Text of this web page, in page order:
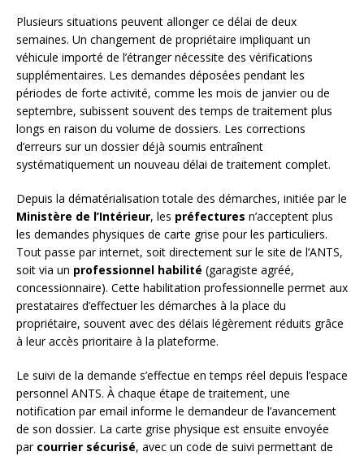
Plusieurs situations peuvent allonger ce délai de deux
semaines. Un changement de propriétaire impliquant un
véhicule importé de l’étranger nécessite des vérifications
supplémentaires. Les demandes déposées pendant les
périodes de forte activité, comme les mois de janvier ou de
septembre, subissent souvent des temps de traitement plus
longs en raison du volume de dossiers. Les corrections
d’erreurs sur un dossier déjà soumis entraînent
systématiquement un nouveau délai de traitement complet.
Depuis la dématérialisation totale des démarches, initiée par le
Ministère de l’Intérieur, les préfectures n’acceptent plus
les demandes physiques de carte grise pour les particuliers.
Tout passe par internet, soit directement sur le site de l’ANTS,
soit via un professionnel habilité (garagiste agréé,
concessionnaire). Cette habilitation professionnelle permet aux
prestataires d’effectuer les démarches à la place du
propriétaire, souvent avec des délais légèrement réduits grâce
à leur accès prioritaire à la plateforme.
Le suivi de la demande s’effectue en temps réel depuis l’espace
personnel ANTS. À chaque étape de traitement, une
notification par email informe le demandeur de l’avancement
de son dossier. La carte grise physique est ensuite envoyée
par courrier sécurisé, avec un code de suivi permettant de